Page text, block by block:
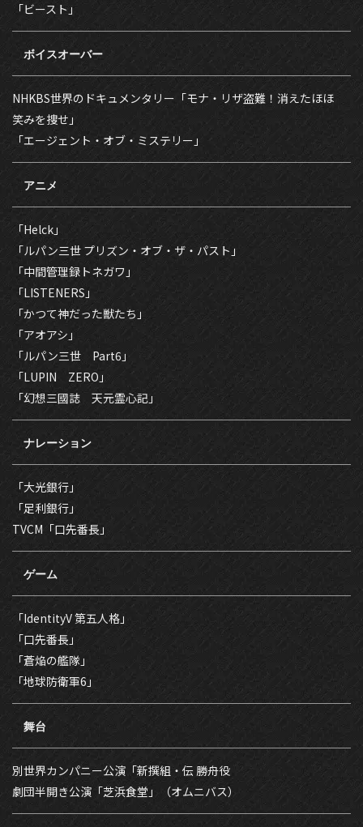
「ビースト」
ボイスオーバー
NHKBS世界のドキュメンタリー「モナ・リザ盗難！消えたほほ
笑みを捜せ」
「エージェント・オブ・ミステリー」
アニメ
「Helck」
「ルパン三世 プリズン・オブ・ザ・パスト」
「中間管理録トネガワ」
「LISTENERS」
「かつて神だった獣たち」
「アオアシ」
「ルパン三世 Part6」
「LUPIN ZERO」
「幻想三國誌 天元霊心記」
ナレーション
「大光銀行」
「足利銀行」
TVCM「口先番長」
ゲーム
「IdentityV 第五人格」
「口先番長」
「蒼焔の艦隊」
「地球防衛軍6」
舞台
別世界カンパニー公演「新撰組・伝 勝舟役
劇団半開き公演「芝浜食堂」（オムニバス）